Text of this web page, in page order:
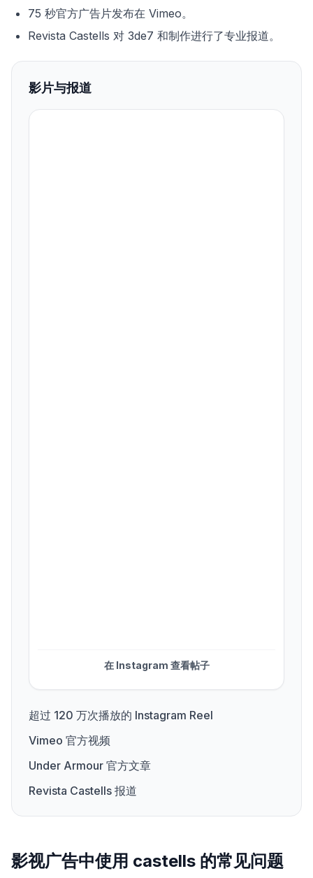
75 秒官方广告片发布在 Vimeo。
Revista Castells 对 3de7 和制作进行了专业报道。
影片与报道
“Footballer x Casteller. On the shoulders of
在 Instagram 查看帖子
超过 120 万次播放的 Instagram Reel
Vimeo 官方视频
Under Armour 官方文章
Revista Castells 报道
影视广告中使用 castells 的常见问题